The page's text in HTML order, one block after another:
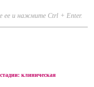
ее и нажмите Ctrl + Enter.
клиническая